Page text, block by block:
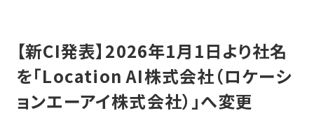
【新CI発表】2026年1月1日より社名
を「Location AI株式会社（ロケーシ
ョンエーアイ株式会社）」へ変更